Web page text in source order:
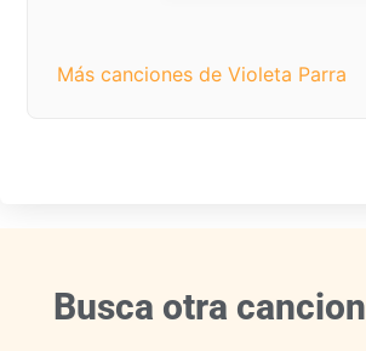
Más canciones de Violeta Parra
Busca otra cancion